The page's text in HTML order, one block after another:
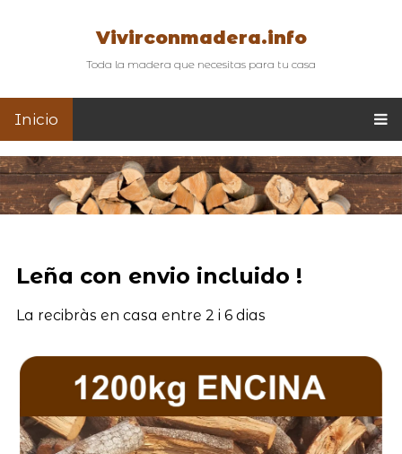
Vivirconmadera.info
Toda la madera que necesitas para tu casa
Inicio
Leña con envio incluido !
La recibràs en casa entre 2 i 6 dias